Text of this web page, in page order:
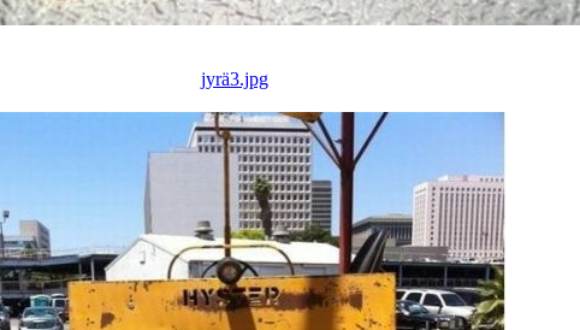
jyrä3.jpg